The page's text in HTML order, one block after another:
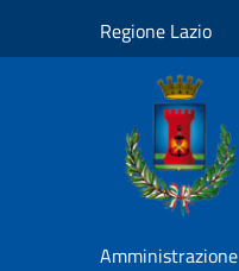
Regione Lazio
Amministrazione